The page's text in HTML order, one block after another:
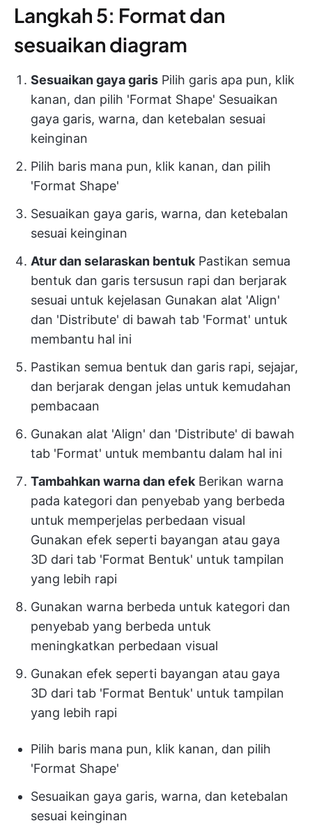
Langkah 5: Format dan
sesuaikan diagram
Sesuaikan gaya garis Pilih garis apa pun, klik
kanan, dan pilih 'Format Shape' Sesuaikan
gaya garis, warna, dan ketebalan sesuai
keinginan
Pilih baris mana pun, klik kanan, dan pilih
'Format Shape'
Sesuaikan gaya garis, warna, dan ketebalan
sesuai keinginan
Atur dan selaraskan bentuk Pastikan semua
bentuk dan garis tersusun rapi dan berjarak
sesuai untuk kejelasan Gunakan alat 'Align'
dan 'Distribute' di bawah tab 'Format' untuk
membantu hal ini
Pastikan semua bentuk dan garis rapi, sejajar,
dan berjarak dengan jelas untuk kemudahan
pembacaan
Gunakan alat 'Align' dan 'Distribute' di bawah
tab 'Format' untuk membantu dalam hal ini
Tambahkan warna dan efek Berikan warna
pada kategori dan penyebab yang berbeda
untuk memperjelas perbedaan visual
Gunakan efek seperti bayangan atau gaya
3D dari tab 'Format Bentuk' untuk tampilan
yang lebih rapi
Gunakan warna berbeda untuk kategori dan
penyebab yang berbeda untuk
meningkatkan perbedaan visual
Gunakan efek seperti bayangan atau gaya
3D dari tab 'Format Bentuk' untuk tampilan
yang lebih rapi
Pilih baris mana pun, klik kanan, dan pilih
'Format Shape'
Sesuaikan gaya garis, warna, dan ketebalan
sesuai keinginan